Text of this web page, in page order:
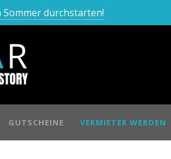
Sommer durchstarten!
GUTSCHEINE VERMIETER WERDEN